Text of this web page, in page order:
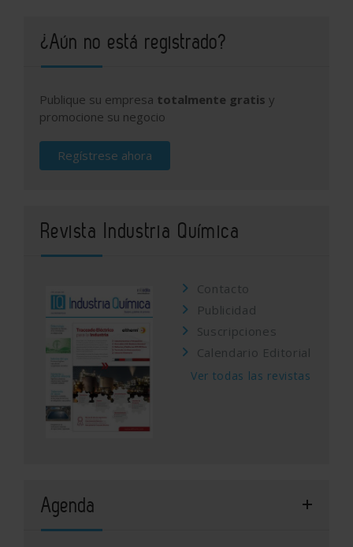
¿Aún no está registrado?
Publique su empresa totalmente gratis y
promocione su negocio
Regístrese ahora
Revista Industria Química
Contacto
Publicidad
Suscripciones
Calendario Editorial
Ver todas las revistas
Agenda